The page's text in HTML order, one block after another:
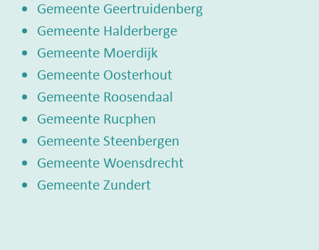
Gemeente Geertruidenberg
Gemeente Halderberge
Gemeente Moerdijk
Gemeente Oosterhout
Gemeente Roosendaal
Gemeente Rucphen
Gemeente Steenbergen
Gemeente Woensdrecht
Gemeente Zundert